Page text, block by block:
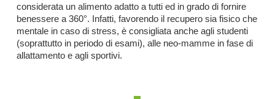
considerata un alimento adatto a tutti ed in grado di fornire
benessere a 360°. Infatti, favorendo il recupero sia fisico che
mentale in caso di stress, è consigliata anche agli studenti
(soprattutto in periodo di esami), alle neo-mamme in fase di
allattamento e agli sportivi.